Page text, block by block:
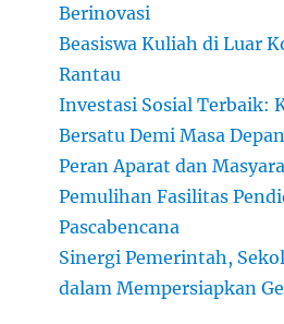
Berinovasi
Beasiswa Kuliah di Luar
Rantau
Investasi Sosial Terbaik:
Bersatu Demi Masa
Peran Aparat dan
Pemulihan Fasilitas
Pascabencana
Sinergi Pemerintah,
dalam Mempersiapkan